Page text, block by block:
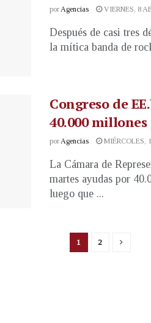
porAgencias VIERNES, 8
Después de casi tres
la mítica banda de
Congreso de
40.000
porAgencias MIÉRCOLES,
La Cámara de
martes ayudas por
luego que ...
1 2